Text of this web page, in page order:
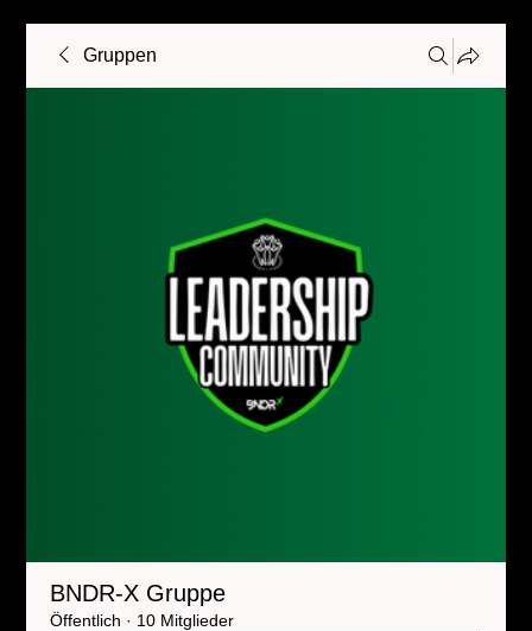
Gruppen
BNDR-X Gruppe
Öffentlich · 10 Mitglieder